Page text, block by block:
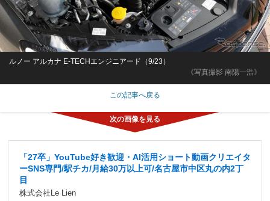
《写真撮影 南陽一浩》
ルノー アルカナ E-TECHエンジニアード（9/23）
この記事へ戻る
「27卒」YouTube好き歓迎・AI活用ショート動画クリエイタ
ーSNS専門/駅チカ/月給30万以上可/名古屋市中区丸の内2丁
目
株式会社Le Lien